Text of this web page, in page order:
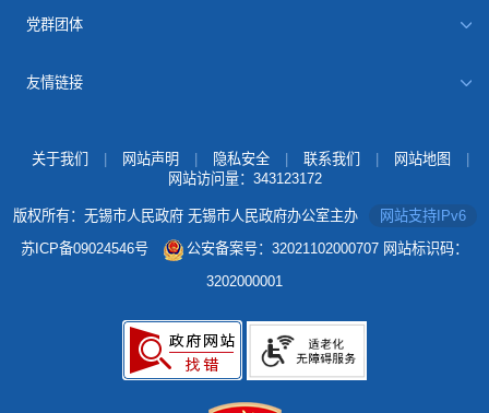
党群团体
友情链接
关于我们 网站声明 隐私安全 联系我们 网站地图
网站访问量： 343123172
版权所有：无锡市人民政府 无锡市人民政府办公室主办
网站支持IPv6
苏ICP备09024546号
公安备案号：32021102000707 网站标识码：
3202000001